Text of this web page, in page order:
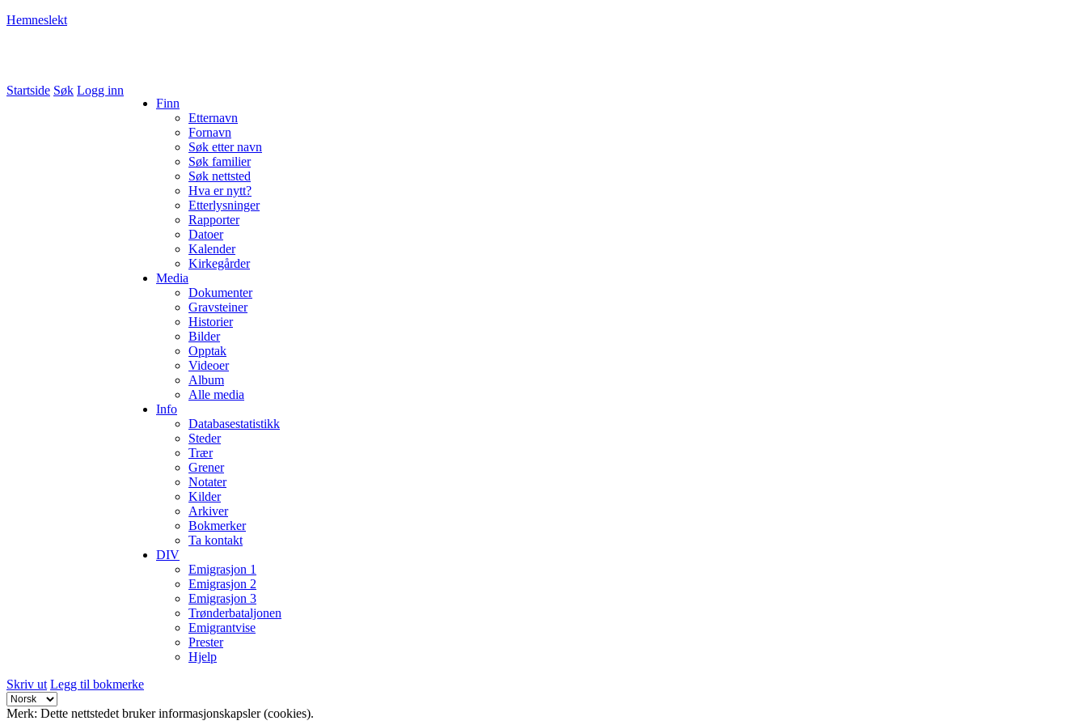
Hemneslekt
Startside Søk Logg inn
Finn
Etternavn
Fornavn
Søk etter navn
Søk familier
Søk nettsted
Hva er nytt?
Etterlysninger
Rapporter
Datoer
Kalender
Kirkegårder
Media
Dokumenter
Gravsteiner
Historier
Bilder
Opptak
Videoer
Album
Alle media
Info
Databasestatistikk
Steder
Trær
Grener
Notater
Kilder
Arkiver
Bokmerker
Ta kontakt
DIV
Emigrasjon 1
Emigrasjon 2
Emigrasjon 3
Trønderbataljonen
Emigrantvise
Prester
Hjelp
Skriv ut Legg til bokmerke
Merk: Dette nettstedet bruker informasjonskapsler (cookies).